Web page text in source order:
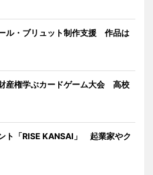
ル・ブリュット制作支援 作品は
産権学ぶカードゲーム大会 高校
ト「RISE KANSAI」 起業家やク